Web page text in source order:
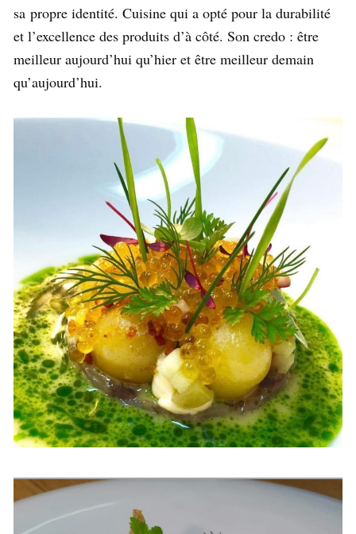
sa propre identité. Cuisine qui a opté pour la durabilité
et l’excellence des produits d’à côté. Son credo : être
meilleur aujourd’hui qu’hier et être meilleur demain
qu’aujourd’hui.